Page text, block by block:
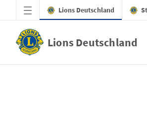
Zum Hauptinhalt springen
Lions Deutschland
Lions Deutschland